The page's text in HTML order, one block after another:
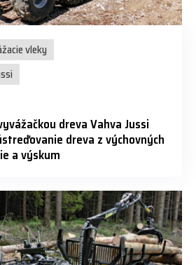
vleky
dreva Vahva Jussi
dreva z výchovných
a výskum